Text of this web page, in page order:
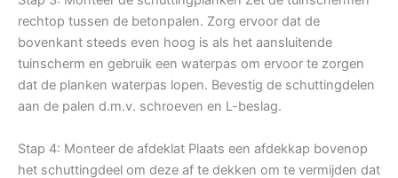
rechtop tussen de betonpalen. Zorg ervoor dat de
bovenkant steeds even hoog is als het aansluitende
tuinscherm en gebruik een waterpas om ervoor te zorgen
dat de planken waterpas lopen. Bevestig de schuttingdelen
aan de palen d.m.v. schroeven en L-beslag.
Stap 4: Monteer de afdeklat Plaats een afdekkap bovenop
het schuttingdeel om deze af te dekken om te vermijden dat